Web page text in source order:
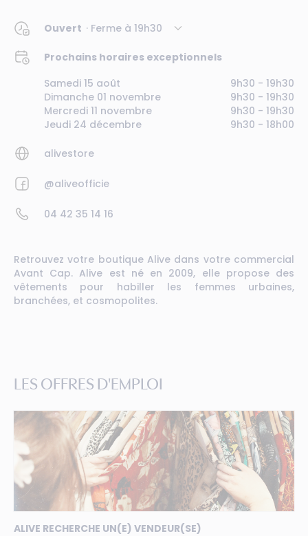
Ouvert · Ferme à 19h30
Prochains horaires exceptionnels
Samedi 15 août
9h30 - 19h30
Dimanche 01 novembre
9h30 - 19h30
Mercredi 11 novembre
9h30 - 19h30
Jeudi 24 décembre
9h30 - 18h00
alivestore
@aliveofficie
04 42 35 14 16
Retrouvez votre boutique Alive dans votre commercial
Avant Cap. Alive est né en 2009, elle propose des
vêtements pour habiller les femmes urbaines,
branchées, et cosmopolites.
LES OFFRES D'EMPLOI
ALIVE RECHERCHE UN(E) VENDEUR(SE)